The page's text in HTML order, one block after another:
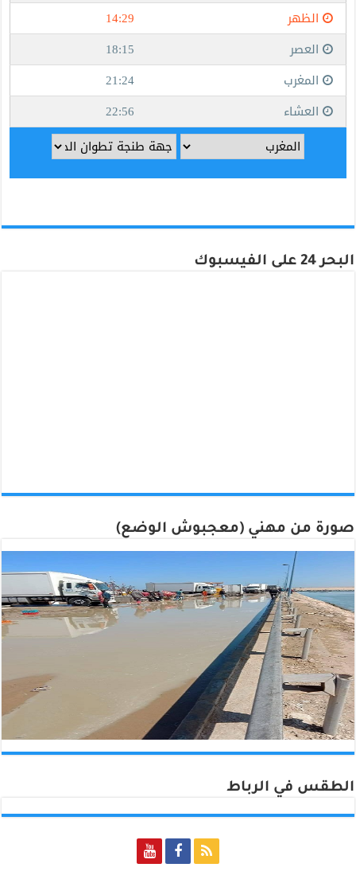
البحر 24 على الفيسبوك
صورة من مهني (معجبوش الوضع)
الطقس في الرباط
Rabat, Morocco